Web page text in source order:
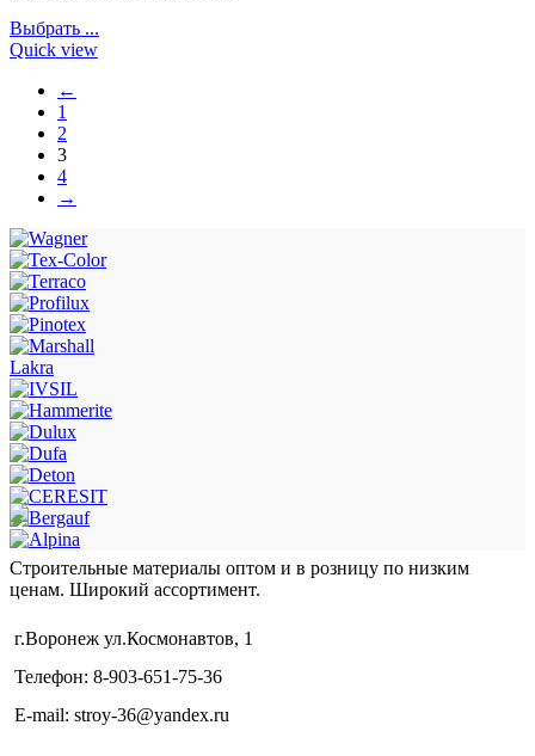
Выбрать ...
Quick view
←
1
2
3
4
→
Lakra
Строительные материалы оптом и в розницу по низким
ценам. Широкий ассортимент.
г.Воронеж ул.Космонавтов, 1
Телефон: 8-903-651-75-36
E-mail: stroy-36@yandex.ru